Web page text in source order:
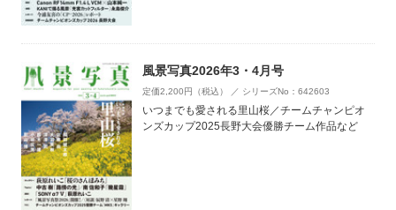
風景写真2026年3・4月号
定価2,200円（税込） ／ シリーズNo：642603
いつまでも愛される里山桜／チームチャンピオ
ンズカップ2025長野大会優勝チーム作品など